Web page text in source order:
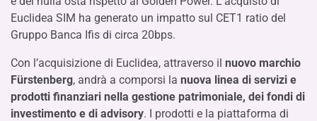
Euclidea SIM ha generato un impatto sul CET1 ratio del
Gruppo Banca Ifis di circa 20bps.
Con l’acquisizione di Euclidea, attraverso il nuovo marchio
Fürstenberg, andrà a comporsi la nuova linea di servizi e
prodotti finanziari nella gestione patrimoniale, dei fondi di
investimento e di advisory. I prodotti e la piattaforma di